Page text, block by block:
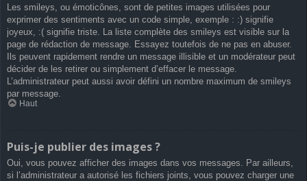
Les smileys, ou émoticônes, sont de petites images utilisées pour
exprimer des sentiments avec un code simple, exemple : :) signifie
joyeux, :( signifie triste. La liste complète des smileys est visible sur la
page de rédaction de message. Essayez toutefois de ne pas en abuser.
Ils peuvent rapidement rendre un message illisible et un modérateur peut
décider de les retirer ou simplement d’effacer le message.
L’administrateur peut aussi avoir défini un nombre maximum de smileys
par message.
Haut
Puis-je publier des images ?
Oui, vous pouvez afficher des images dans vos messages. Par ailleurs,
si l’administrateur a autorisé les fichiers joints, vous pouvez charger une